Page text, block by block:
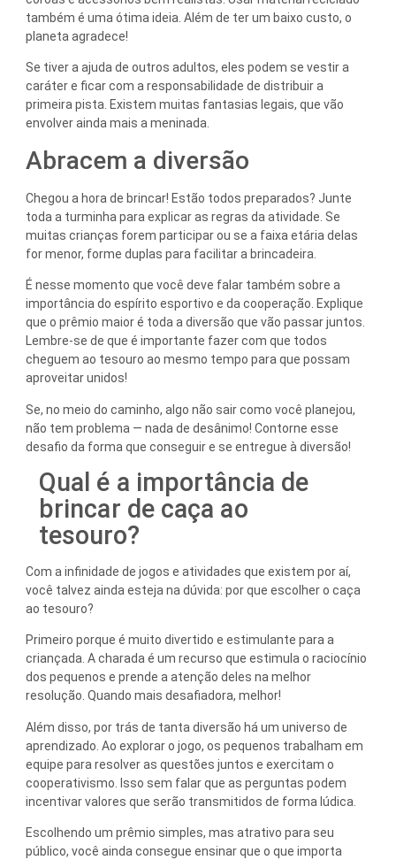
também é uma ótima ideia. Além de ter um baixo custo, o
planeta agradece!
Se tiver a ajuda de outros adultos, eles podem se vestir a
caráter e ficar com a responsabilidade de distribuir a
primeira pista. Existem muitas fantasias legais, que vão
envolver ainda mais a meninada.
Abracem a diversão
Chegou a hora de brincar! Estão todos preparados? Junte
toda a turminha para explicar as regras da atividade. Se
muitas crianças forem participar ou se a faixa etária delas
for menor, forme duplas para facilitar a brincadeira.
É nesse momento que você deve falar também sobre a
importância do espírito esportivo e da cooperação. Explique
que o prêmio maior é toda a diversão que vão passar juntos.
Lembre-se de que é importante fazer com que todos
cheguem ao tesouro ao mesmo tempo para que possam
aproveitar unidos!
Se, no meio do caminho, algo não sair como você planejou,
não tem problema — nada de desânimo! Contorne esse
desafio da forma que conseguir e se entregue à diversão!
Qual é a importância de
brincar de caça ao
tesouro?
Com a infinidade de jogos e atividades que existem por aí,
você talvez ainda esteja na dúvida: por que escolher o caça
ao tesouro?
Primeiro porque é muito divertido e estimulante para a
criançada. A charada é um recurso que estimula o raciocínio
dos pequenos e prende a atenção deles na melhor
resolução. Quando mais desafiadora, melhor!
Além disso, por trás de tanta diversão há um universo de
aprendizado. Ao explorar o jogo, os pequenos trabalham em
equipe para resolver as questões juntos e exercitam o
cooperativismo. Isso sem falar que as perguntas podem
incentivar valores que serão transmitidos de forma lúdica.
Escolhendo um prêmio simples, mas atrativo para seu
público, você ainda consegue ensinar que o que importa